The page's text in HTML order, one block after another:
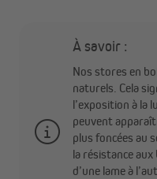
À savoir :
Nos stores en
naturels. Cela
l’exposition à la
peuvent
plus foncées au
la résistance
d’une lame à